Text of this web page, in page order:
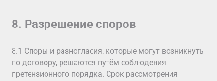
8. Разрешение споров
8.1 Споры и разногласия, которые могут возникнуть
по договору, решаются путём соблюдения
претензионного порядка. Срок рассмотрения